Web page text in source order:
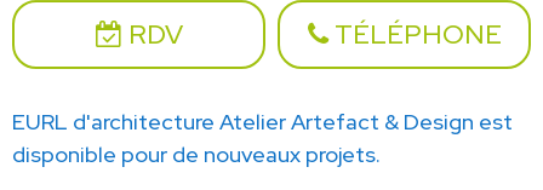
RDV TÉLÉPHONE
EURL d'architecture Atelier Artefact & Design est
disponible pour de nouveaux projets.